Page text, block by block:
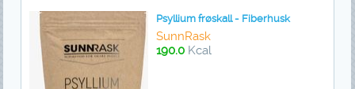
Psyllium frøskall - Fiberhusk
SunnRask
190.0Kcal